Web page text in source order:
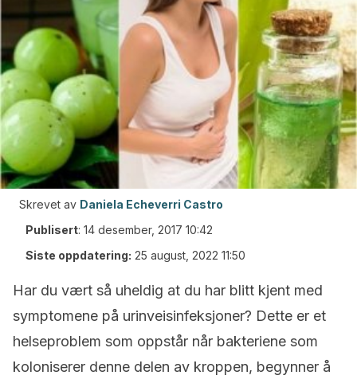
Skrevet av Daniela Echeverri Castro
Publisert: 14 desember, 2017 10:42
Siste oppdatering: 25 august, 2022 11:50
Har du vært så uheldig at du har blitt kjent med
symptomene på urinveisinfeksjoner? Dette er et
helseproblem som oppstår når bakteriene som
koloniserer denne delen av kroppen, begynner å